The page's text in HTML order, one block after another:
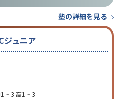
塾の詳細を見る
ジュニア
~ 3 高1 ~ 3